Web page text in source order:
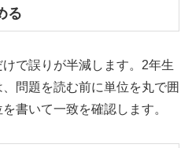
る
で誤りが半減します。2年生
問題を読む前に単位を丸で囲
書いて一致を確認します。